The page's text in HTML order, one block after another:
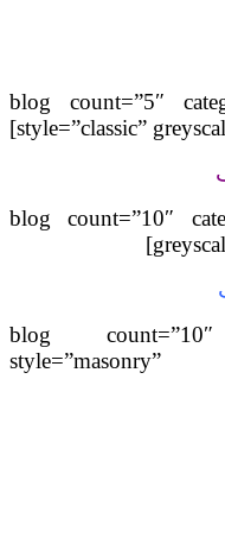
[blog count=”5″
style=”classic”
[blog count=”10″
[blog count=”10″
style=”masonry”